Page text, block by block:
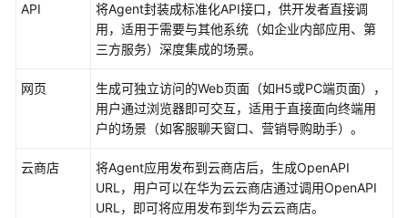
资
持
API
将Agent封装成标准化API接口，供开发者直接调
用，适用于需要与其他系统（如企业内部应用、第
三方服务）深度集成的场景。
网页
生成可独立访问的Web页面（如H5或PC端页面），
用户通过浏览器即可交互，适用于直接面向终端用
户的场景（如客服聊天窗口、营销导购助手）。
云商店
将Agent应用发布到云商店后，生成OpenAPI
URL，用户可以在华为云云商店通过调用OpenAPI
URL，即可将应用发布到华为云云商店。